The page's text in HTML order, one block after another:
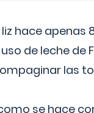
hace
de leche de
las
se hace